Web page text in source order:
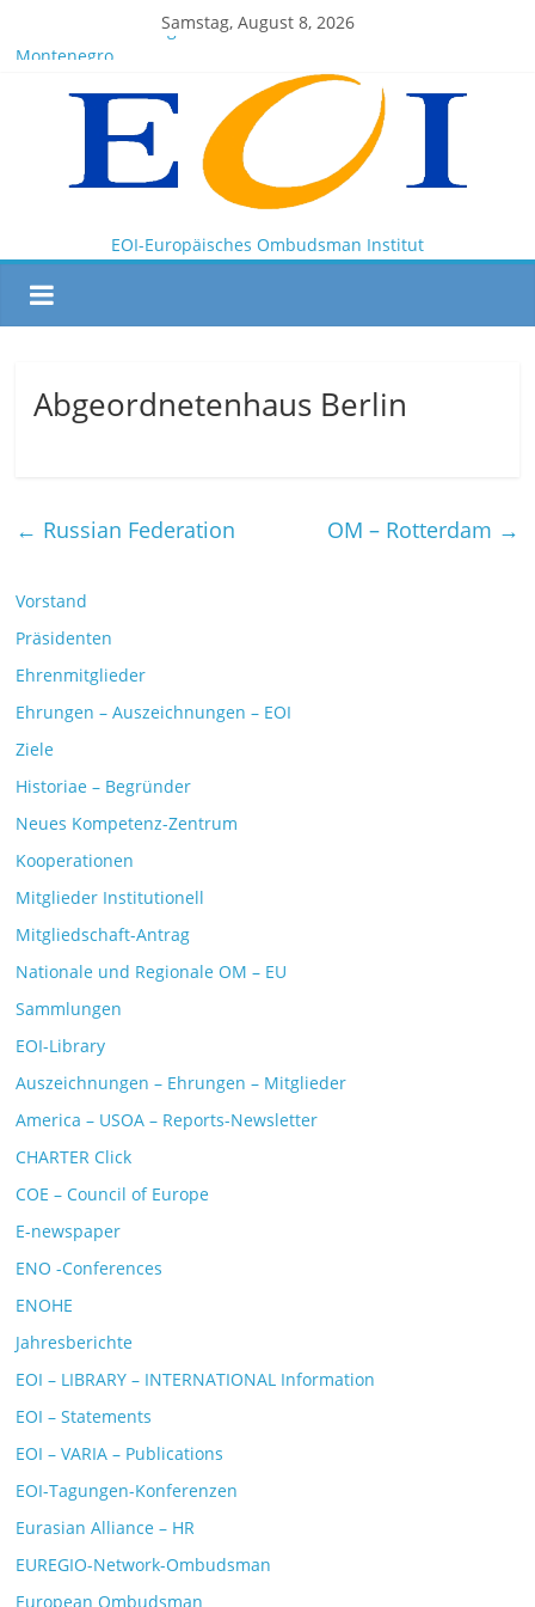
Samstag, August 8, 2026
EOI-BOARD Meeting 04-2025
Montenegro
EOI – General ASSEMBLY 2025 10 28
President Milkov participated in the Doha Conference on
Artificial Intelligence and Human Rights
EOI-Europäisches Ombudsman Institut
Abgeordnetenhaus Berlin
← Russian Federation OM – Rotterdam →
Vorstand
Präsidenten
Ehrenmitglieder
Ehrungen – Auszeichnungen – EOI
Ziele
Historiae – Begründer
Neues Kompetenz-Zentrum
Kooperationen
Mitglieder Institutionell
Mitgliedschaft-Antrag
Nationale und Regionale OM – EU
Sammlungen
EOI-Library
Auszeichnungen – Ehrungen – Mitglieder
America – USOA – Reports-Newsletter
CHARTER Click
COE – Council of Europe
E-newspaper
ENO -Conferences
ENOHE
Jahresberichte
EOI – LIBRARY – INTERNATIONAL Information
EOI – Statements
EOI – VARIA – Publications
EOI-Tagungen-Konferenzen
Eurasian Alliance – HR
EUREGIO-Network-Ombudsman
European Ombudsman